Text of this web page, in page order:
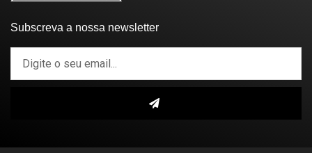
Subscreva a nossa newsletter